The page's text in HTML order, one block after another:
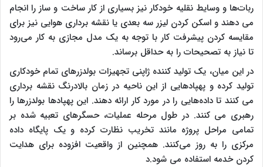
ربات‌ها و وسایط نقلیه خودکار نیز بسیاری از کار ساخت و ساز را انجام
می ‌دهند و اسکن کردن لیزر سه بعدی یا نقشه برداری هوایی نیز برای
مقایسه کردن پیشرفت کار با توجه به یک مدل مجازی به کار می‌رود
تا نیاز به تصحیحات را به حداقل برساند.
در این میان، یک تولید کننده ژاپنی تجهیزات بولدزرهای تمام خودکاری
تولید کرده و پهپادهایی از این ناحیه در زمان بالادرنگ نقشه برداری
می کنند تا داده‌هایی را در مورد کار ارائه دهند. این پهپادها بولدزرها را
رهبری می‌ کنند. در طول مرحله عملیات، حسگرهای تعبیه شده بر
تمامی مراحل پروژه مانند تخریب نظارت کرده و یک پایگاه داده
مرکزی را به روز می‌کنند. همچنین از واقعیت افزوده برای هدایت
کردن خدمه استفاده می ‌شود.د